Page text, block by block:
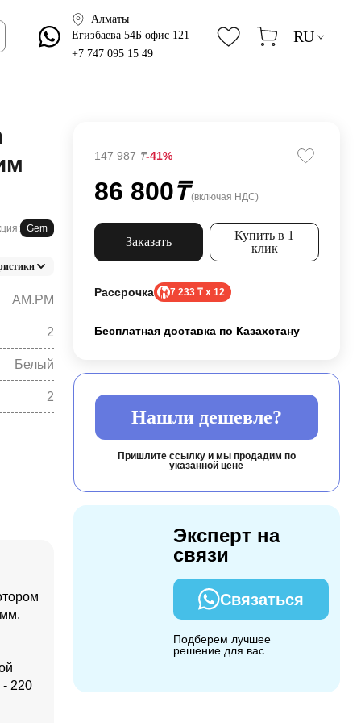
Алматы
Егизбаева 54Б офис 121
+7 747 095 15 49
RU
Gem
AM.PM
2
Белый
2
147 987₸-41%
86 800₸ (включая НДС)
Заказать
Купить в 1
клик
Рассрочка 7 233 ₸ x 12
Бесплатная доставка по Казахстану
Нашли дешевле?
Пришлите ссылку и мы продадим по
указанной цене
Эксперт на
связи
Связаться
Подберем лучшее
решение для вас
220